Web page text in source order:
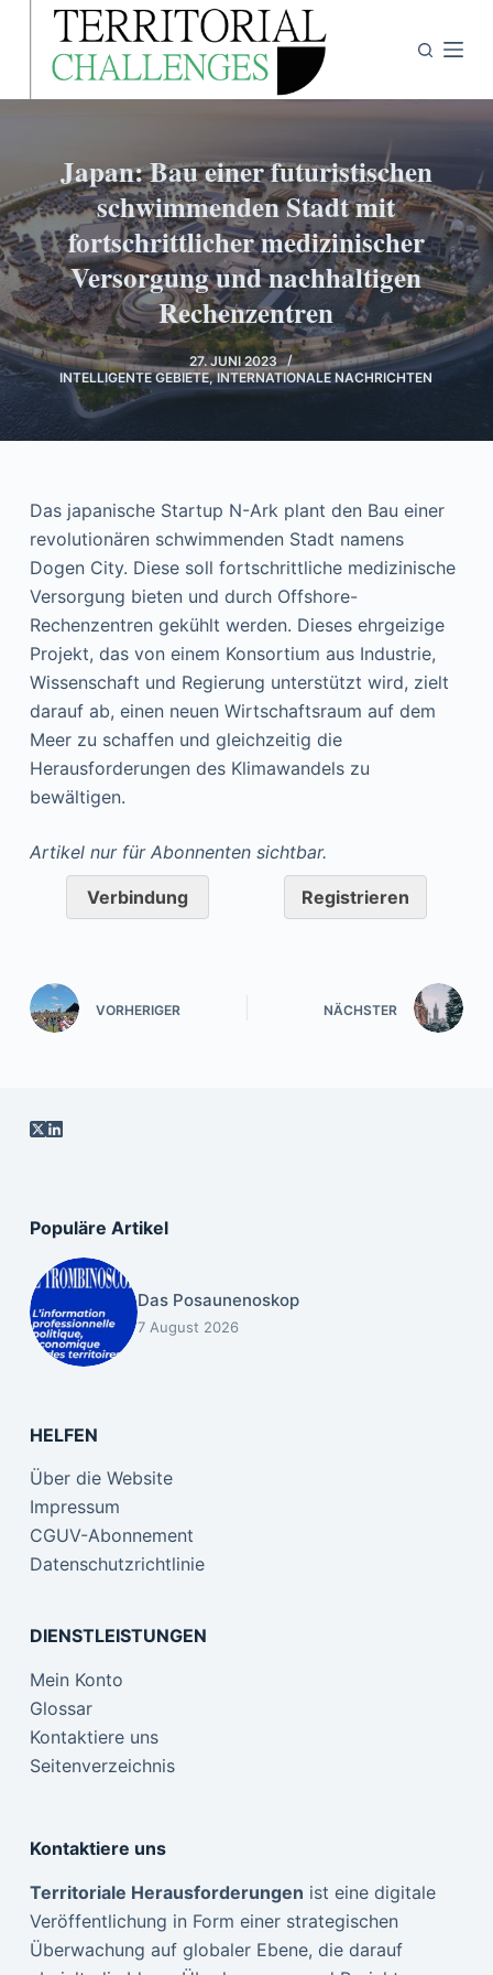
a
l
t
s
p
r
i
Japan: Bau einer futuristischen
schwimmenden Stadt mit
fortschrittlicher medizinischer
Versorgung und nachhaltigen
Rechenzentren
27. JUNI 2023
INTELLIGENTE GEBIETE,INTERNATIONALE NACHRICHTEN
Das japanische Startup N-Ark plant den Bau einer
revolutionären schwimmenden Stadt namens
Dogen City. Diese soll fortschrittliche medizinische
Versorgung bieten und durch Offshore-
Rechenzentren gekühlt werden. Dieses ehrgeizige
Projekt, das von einem Konsortium aus Industrie,
Wissenschaft und Regierung unterstützt wird, zielt
darauf ab, einen neuen Wirtschaftsraum auf dem
Meer zu schaffen und gleichzeitig die
Herausforderungen des Klimawandels zu
bewältigen.
Artikel nur für Abonnenten sichtbar.
Verbindung Registrieren
VORHERIGER NÄCHSTER
Populäre Artikel
Das Posaunenoskop
7 August 2026
HELFEN
Über die Website
Impressum
CGUV-Abonnement
Datenschutzrichtlinie
DIENSTLEISTUNGEN
Mein Konto
Glossar
Kontaktiere uns
Seitenverzeichnis
Kontaktiere uns
Territoriale Herausforderungen ist eine digitale
Veröffentlichung in Form einer strategischen
Überwachung auf globaler Ebene, die darauf